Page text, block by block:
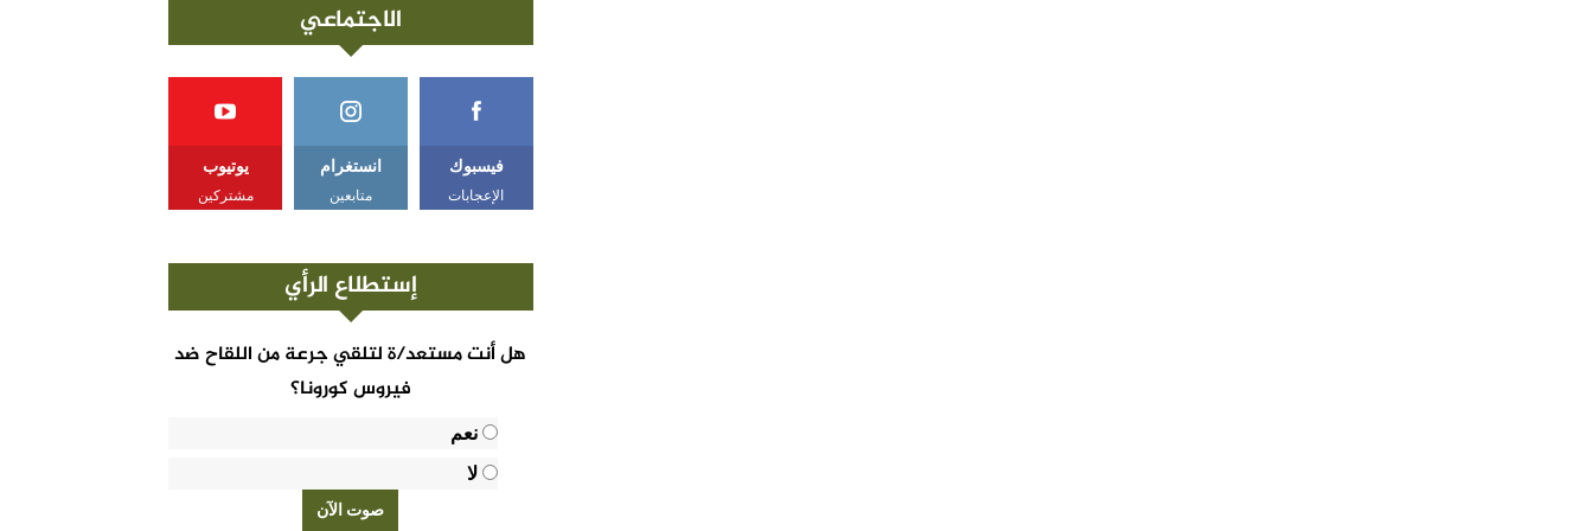
الاجتماعي
فيسبوك
الإعجابات
انستغرام
متابعين
يوتيوب
مشتركين
إستطلاع الرأي
هل أنت مستعد/ة لتلقي جرعة من اللقاح ضد
فيروس كورونا؟
نعم
لا